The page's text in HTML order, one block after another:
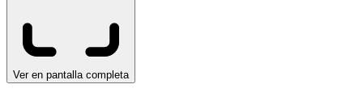
Ver en pantalla completa